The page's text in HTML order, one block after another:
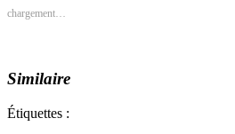
chargement…
Similaire
Étiquettes :